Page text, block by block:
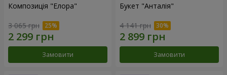
Композиція "Елора"
3 065 грн
Замовити
Букет "Анталія"
4 141 грн
Замовити